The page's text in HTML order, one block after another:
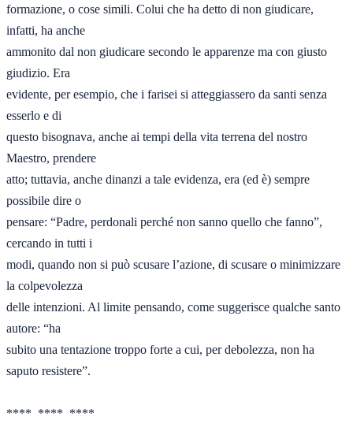
formazione, o cose simili. Colui che ha detto di non giudicare,
infatti, ha anche
ammonito dal non giudicare secondo le apparenze ma con giusto
giudizio. Era
evidente, per esempio, che i farisei si atteggiassero da santi senza
esserlo e di
questo bisognava, anche ai tempi della vita terrena del nostro
Maestro, prendere
atto; tuttavia, anche dinanzi a tale evidenza, era (ed è) sempre
possibile dire o
pensare: “Padre, perdonali perché non sanno quello che fanno”,
cercando in tutti i
modi, quando non si può scusare l’azione, di scusare o minimizzare
la colpevolezza
delle intenzioni. Al limite pensando, come suggerisce qualche santo
autore: “ha
subito una tentazione troppo forte a cui, per debolezza, non ha
saputo resistere”.
****  ****  ****